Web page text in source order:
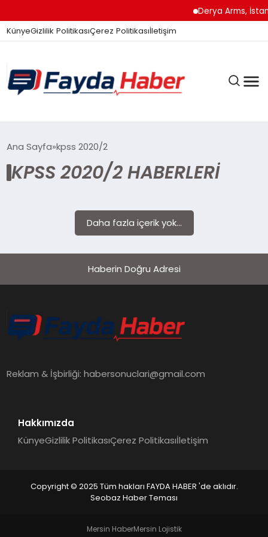
Derya Arms,
KünyeGizlilik PolitikasıÇerez Politikasıİletişim
GÜNDEM
SIYASET
MAGAZIN
Ana Sayfa kpss 2020/2
KPSS 2020/2 HABERLERI
Daha fazla içerik yok...
Haberin Doğru Adresi
Reklam & İşbirliği:habersonuclari@gmail.com
Hakkımızda
KünyeGizlilik PolitikasıÇerez Politikasıİletişim
Copyright © 2025 Tüm hakları FAYDA HABER 'de aklıdır.
Seobaz Haber Teması
Mersin HaberMersin Lojistik